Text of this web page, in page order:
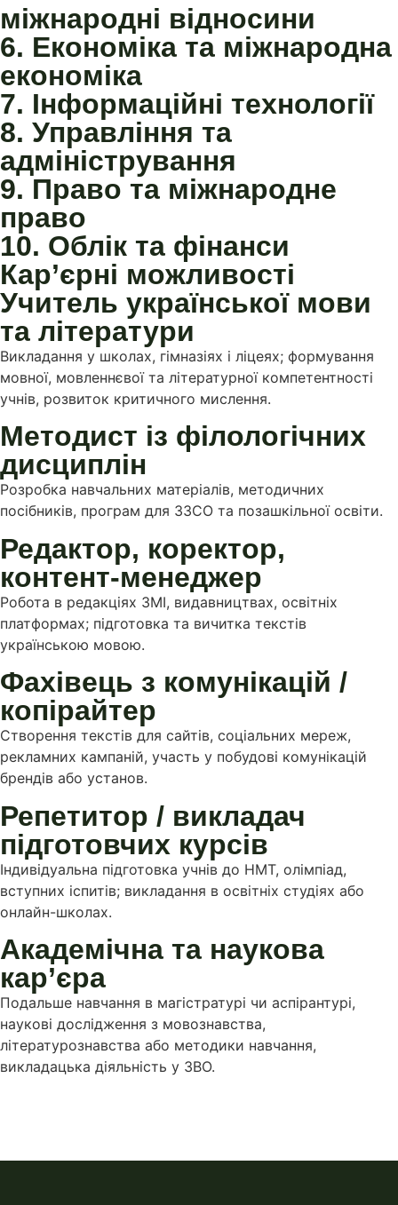
міжнародні відносини
6. Економіка та міжнародна
економіка
7. Інформаційні технології
8. Управління та
адміністрування
9. Право та міжнародне
право
10. Облік та фінанси
Кар’єрні можливості
Учитель української мови
та літератури
Викладання у школах, гімназіях і ліцеях; формування
мовної, мовленнєвої та літературної компетентності
учнів, розвиток критичного мислення.
Методист із філологічних
дисциплін
Розробка навчальних матеріалів, методичних
посібників, програм для ЗЗСО та позашкільної освіти.
Редактор, коректор,
контент-менеджер
Робота в редакціях ЗМІ, видавництвах, освітніх
платформах; підготовка та вичитка текстів
українською мовою.
Фахівець з комунікацій /
копірайтер
Створення текстів для сайтів, соціальних мереж,
рекламних кампаній, участь у побудові комунікацій
брендів або установ.
Репетитор / викладач
підготовчих курсів
Індивідуальна підготовка учнів до НМТ, олімпіад,
вступних іспитів; викладання в освітніх студіях або
онлайн-школах.
Академічна та наукова
кар’єра
Подальше навчання в магістратурі чи аспірантурі,
наукові дослідження з мовознавства,
літературознавства або методики навчання,
викладацька діяльність у ЗВО.